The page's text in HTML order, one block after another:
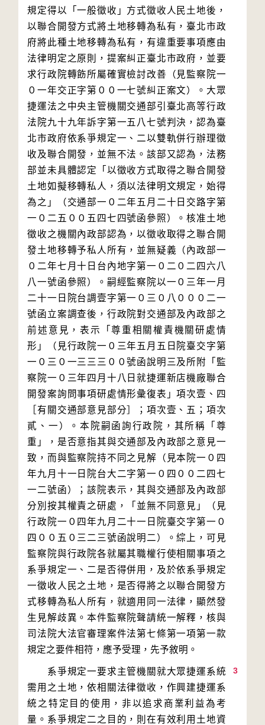
規定得以「一般徵收」方式徵收人民土地後，
以聯合開發方式將土地移轉為私有，臺北市政
府將此種土地移轉為私有，有違重要事項應由
法律明定之原則，提案糾正臺北市政府，並要
求行政院轉飭所屬確實檢討改善（見監察院一
０一年交正字第００一七號糾正案文）。大眾
捷運法之中央主管機關交通部引臺北高等行政
法院九十九年訴字第一五八七號判決，認為臺
北市政府依系爭規定一、二以雙軌併行辦理徵
收及聯合開發，並無不法。該部又認為，法務
部並未具體認定「以徵收方式取得之聯合開發
土地如擬移轉私人，須以法律明文規定，始得
為之」（交通部一０二年五月二十日交路字第
一０二五００五四七四號函參照）。核准土地
徵收之機關內政部認為，以徵收取得之聯合開
發土地移轉予私人所有，並無疑義（內政部一
０二年七月十日台內地字第一０二０二四六八
八一號函參照）。嗣經監察院以一０三年一月
二十一日院台調壹字第一０三０八０００二一
號函立案調查後，行政院對交通部及內政部之
前述意見，表示「尊重相關權責機關研處情
形」（見行政院一０三年五月五日院臺交字第
一０三０一三三三００號函說明三及所附「監
察院一０三年四月十八日就捷運新店機廠聯合
開發案詢問事項研處情形彙復表」項次壹、四
［有關交通部意見部分］；項次壹、五；項次
貳、一）。本院嗣函詢行政院，其所稱「尊
重」，是否意指其與交通部及內政部之意見一
致，而與監察院持不同之見解（見本院一０四
年九月十一日院台大二字第一０四００二四七
一二號函）；該院表示，其與交通部及內政部
分別按其權責之研處，「並無不同意見」（見
行政院一０四年九月二十一日院臺交字第一０
四００五０三二三號函說明二）。綜上，可見
監察院與行政院各就屬其職權行使相關事項之
系爭規定一、二是否得併用，及於依系爭規定
一徵收人民之土地，是否得將之以聯合開發方
式移轉為私人所有，就適用同一法律，顯然發
生見解歧異。本件監察院聲請統一解釋，核與
司法院大法官審理案件法第七條第一項第一款
3
系爭規定一要求主管機關就大眾捷運系統
需用之土地，依相關法律徵收，作興建捷運系
統之特定目的使用，非以追求商業利益為考
量。系爭規定二之目的，則在有效利用土地資